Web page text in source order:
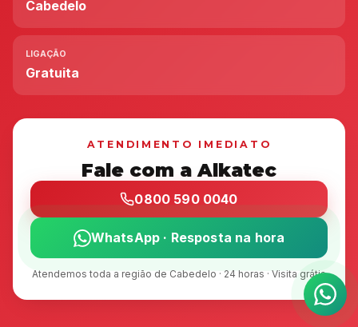
Cabedelo
LIGAÇÃO
Gratuita
ATENDIMENTO IMEDIATO
Fale com a Alkatec
0800 590 0040
WhatsApp · Resposta na hora
Atendemos toda a região de Cabedelo · 24 horas · Visita grátis